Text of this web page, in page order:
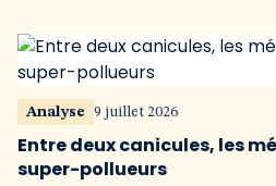
Analyse 9 juillet 2026
Entre deux canicules, les
super-pollueurs